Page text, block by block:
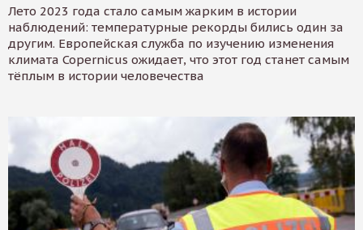
Лето 2023 года стало самым жарким в истории
наблюдений: температурные рекорды бились один за
другим. Европейская служба по изучению изменения
климата Copernicus ожидает, что этот год станет самым
тёплым в истории человечества